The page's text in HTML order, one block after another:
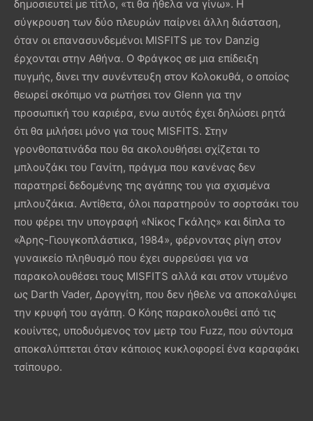
δημοσιευτεί με τίτλο, «τι θα ήθελα να γίνω». Η
σύγκρουση των δύο πλευρών παίρνει άλλη διάσταση,
όταν οι επανασυνδεμένοι MISFITS με τον Danzig
έρχονται στην Αθήνα. Ο Φράγκος σε μια επίδειξη
πυγμής, δινει την συνέντευξη στον Κολοκυθά, ο οποίος
θεωρεί σκόπιμο να ρωτήσει τον Glenn για την
προσωπική του καριέρα, ενω αυτός έχει δηλώσει ρητά
ότι θα μιλήσει μόνο για τους MISFITS. Στην
γρονθοπατινάδα που θα ακολουθήσει σχίζεται το
μπλουζάκι του Γανίτη, πράγμα που κανένας δεν
παρατηρεί δεδομένης της αγάπης του για σχισμένα
μπλουζάκια. Αντίθετα, όλοι παρατηρούν το σορτσάκι του
που φέρει την υπογραφή «Νίκος Γκάλης» και δίπλα το
«Άρης-Γιουγκοπλάστικα, 1984», φέρνοντας ρίγη στον
γυναικείο πληθυσμό που έχει συρρεύσει για να
παρακολουθέσει τους MISFITS αλλά και στον ντυμένο
ως Darth Vader, Δρογγίτη, που δεν ήθελε να αποκαλύψει
την κρυφή του αγάπη. Ο Κόης παρακολουθεί από τις
κουίντες, υποδυόμενος τον μετρ του Fuzz, που σύντομα
αποκαλύπτεται όταν κάποιος κυκλοφορεί ένα καραφάκι
τσίπουρο.